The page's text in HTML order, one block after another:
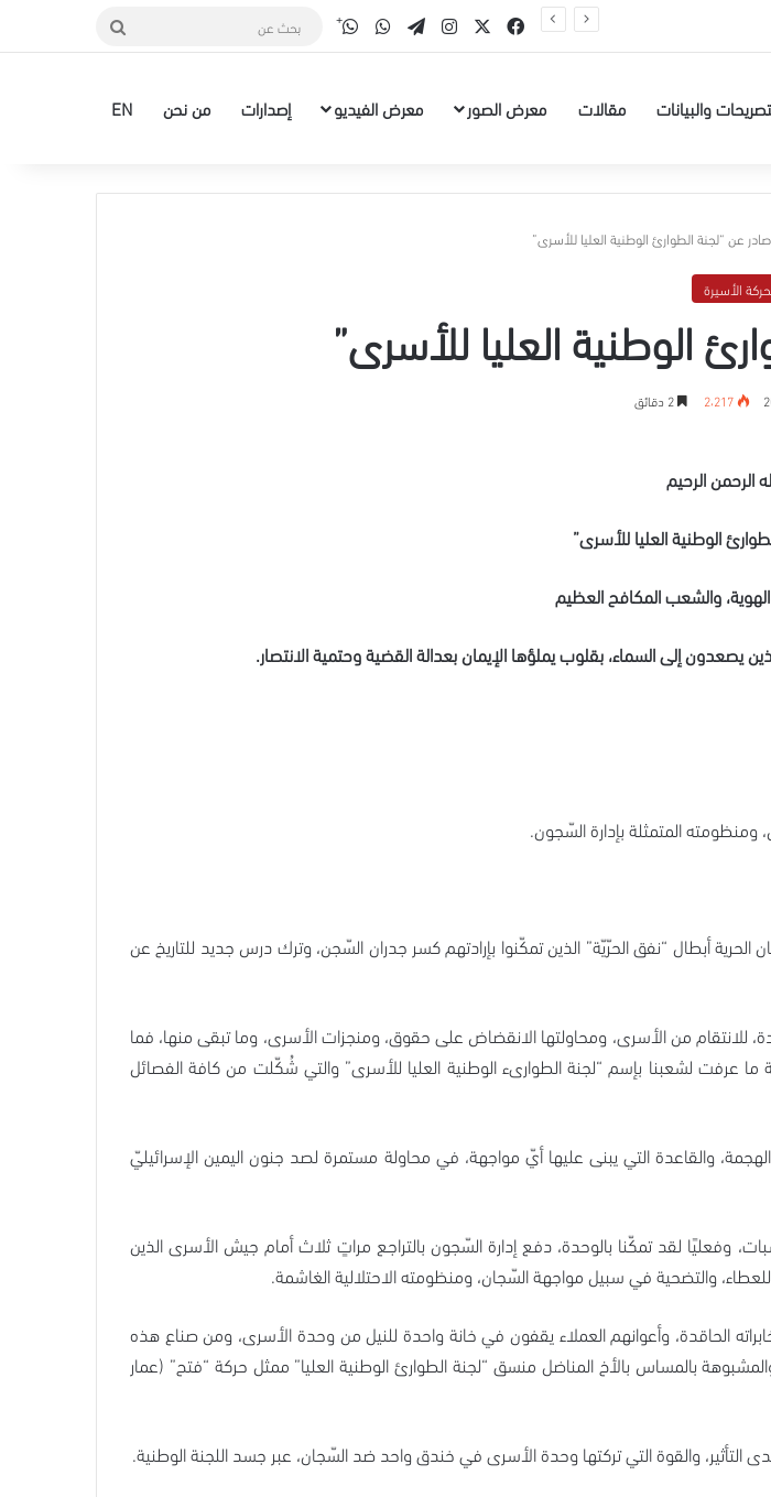
شهور فيسبوك انستقرام
تيلقرامواتسابقناة الواتس أب
بحث
والبيانات مقالات معرض الصور معرض الفيديو إصدارات من نحن EN
صادر عن “لجنة الطوارئ الوطنية العليا للأسرى”
الأسيرة
الوطنية العليا للأسرى”
2٬217
الرحمن الرحيم
الوطنية العليا للأسرى”
والشعب المكافح العظيم
يصعدون إلى السماء، بقلوب يملؤها الإيمان بعدالة القضية وحتمية الانتصار.
ومنظومته المتمثلة بإدارة السّجون.
في السادس من أيلول العام 2021 على موعدٍ مع فرسان الحرية أبطال “نفق الحرّيّة” الذين تمكّنوا بإرادتهم كسر جدران السّجن، وترك درس جديد للتاريخ عن
للانتقام من الأسرى، ومحاولتها الانقضاض على حقوق، ومنجزات الأسرى، وما تبقى منها، فما
عرفت لشعبنا بإسم “لجنة الطوارىء الوطنية العليا للأسرى” والتي شُكّلت من كافة الفصائل
والقاعدة التي يبنى عليها أيّ مواجهة، في محاولة مستمرة لصد جنون اليمين الإسرائيليّ
وفعليًا لقد تمكّنا بالوحدة، دفع إدارة السّجون بالتراجع مراتٍ ثلاث أمام جيش الأسرى الذين
والتضحية في سبيل مواجهة السّجان، ومنظومته الاحتلالية الغاشمة.
الحاقدة، وأعوانهم العملاء يقفون في خانة واحدة للنيل من وحدة الأسرى، ومن صناع هذه
بالمساس بالأخ المناضل منسق “لجنة الطوارئ الوطنية العليا” ممثل حركة “فتح” (عمار
التأثير، والقوة التي تركتها وحدة الأسرى في خندق واحد ضد السّجان، عبر جسد اللجنة الوطنية.